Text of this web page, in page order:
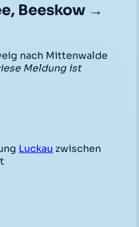
Beeskow →
nach Mittenwalde
Meldung ist
Luckau zwischen